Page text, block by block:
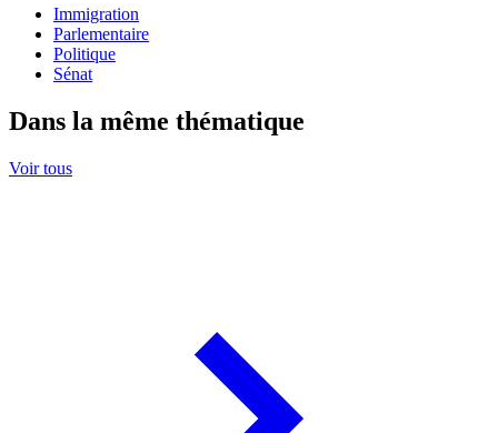
Immigration
Parlementaire
Politique
Sénat
Dans la même thématique
Voir tous